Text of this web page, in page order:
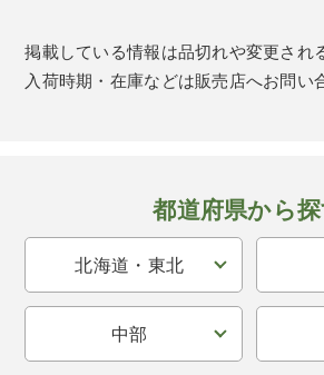
掲載している情報は品切れや変更され
入荷時期・在庫などは販売店へお問い
都道府県から
北海道・東北
中部